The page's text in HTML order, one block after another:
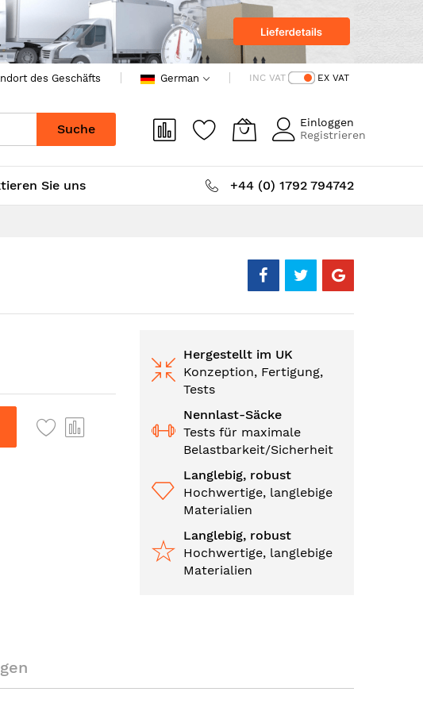
des Geschäfts German INC VAT EX VAT
Suche
Einloggen
Registrieren
Sie uns
+44 (0) 1792 794742
Hergestellt im UK
Konzeption, Fertigung,
Tests
Nennlast-Säcke
Tests für maximale
Belastbarkeit/Sicherheit
Langlebig, robust
Hochwertige, langlebige
Materialien
Langlebig, robust
Hochwertige, langlebige
Materialien